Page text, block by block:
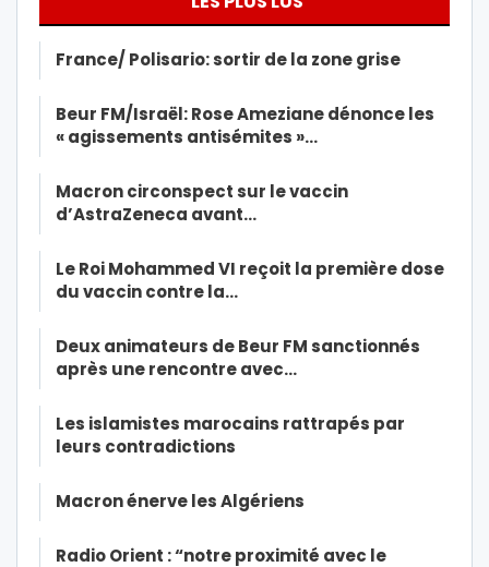
France/ Polisario: sortir de la zone grise
Beur FM/Israël: Rose Ameziane dénonce les
« agissements antisémites »…
Macron circonspect sur le vaccin
d’AstraZeneca avant…
Le Roi Mohammed VI reçoit la première dose
du vaccin contre la…
Deux animateurs de Beur FM sanctionnés
après une rencontre avec…
Les islamistes marocains rattrapés par
leurs contradictions
Macron énerve les Algériens
Radio Orient : “notre proximité avec le